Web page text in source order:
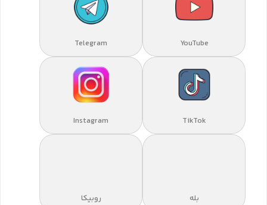
YouTube
Telegram
TikTok
Instagram
بله روبیکا